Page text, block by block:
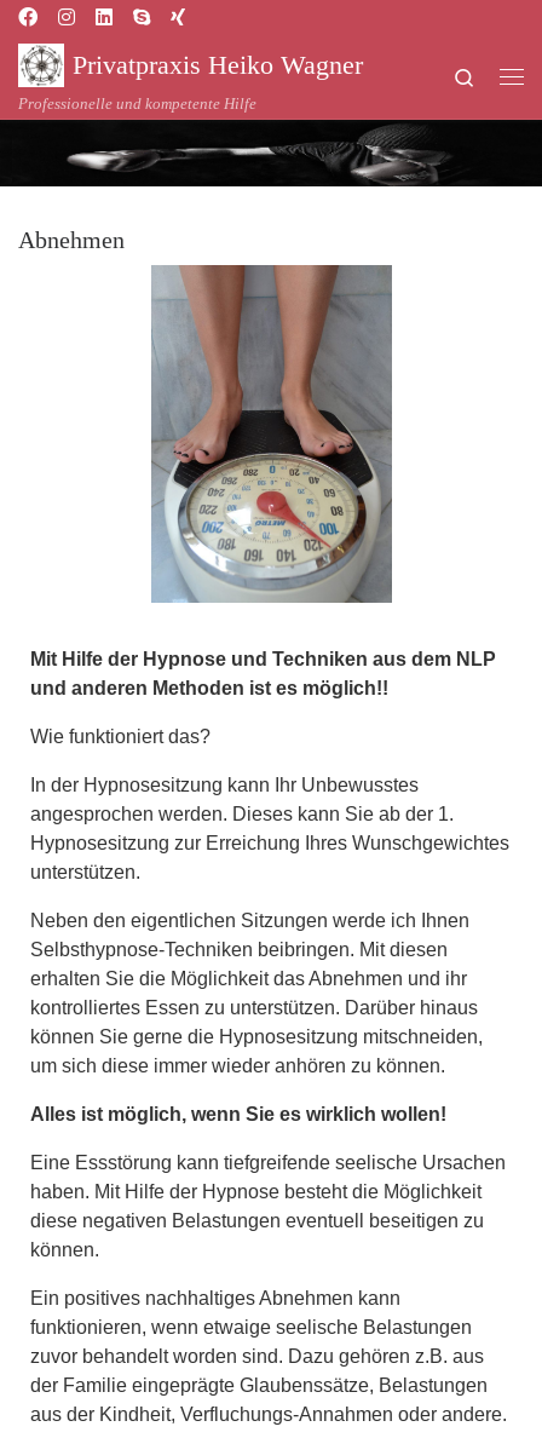
Privatpraxis Heiko Wagner
Professionelle und kompetente Hilfe
Search
Abnehmen
Mit Hilfe der Hypnose und Techniken aus dem NLP
und anderen Methoden ist es möglich!!
Wie funktioniert das?
In der Hypnosesitzung kann Ihr Unbewusstes
angesprochen werden. Dieses kann Sie ab der 1.
Hypnosesitzung zur Erreichung Ihres Wunschgewichtes
unterstützen.
Neben den eigentlichen Sitzungen werde ich Ihnen
Selbsthypnose-Techniken beibringen. Mit diesen
erhalten Sie die Möglichkeit das Abnehmen und ihr
kontrolliertes Essen zu unterstützen. Darüber hinaus
können Sie gerne die Hypnosesitzung mitschneiden,
um sich diese immer wieder anhören zu können.
Alles ist möglich, wenn Sie es wirklich wollen!
Eine Essstörung kann tiefgreifende seelische Ursachen
haben. Mit Hilfe der Hypnose besteht die Möglichkeit
diese negativen Belastungen eventuell beseitigen zu
können.
Ein positives nachhaltiges Abnehmen kann
funktionieren, wenn etwaige seelische Belastungen
zuvor behandelt worden sind. Dazu gehören z.B. aus
der Familie eingeprägte Glaubenssätze, Belastungen
aus der Kindheit, Verfluchungs-Annahmen oder andere.